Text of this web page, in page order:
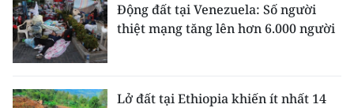
Động đất tại Venezuela: Số người
thiệt mạng tăng lên hơn 6.000 người
Lở đất tại Ethiopia khiến ít nhất 14